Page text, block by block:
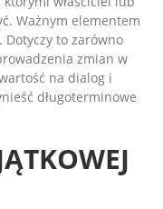
Ważnym elementem
Dotyczy to zarówno
zmian w
na dialog i
długoterminowe